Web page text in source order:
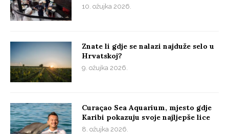
10. ožujka 2026.
Znate li gdje se nalazi najduže selo u
Hrvatskoj?
9. ožujka 2026.
Curaçao Sea Aquarium, mjesto gdje
Karibi pokazuju svoje najljepše lice
8. ožujka 2026.